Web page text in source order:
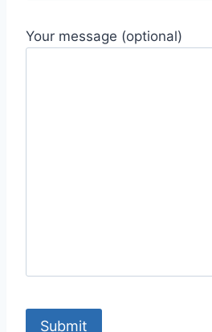
Your message (optional)